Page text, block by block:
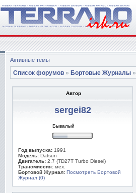
Активные темы
Список форумов » Бортовые Журналы »
Автор
sergei82
Бывалый
Год выпуска: 1991
Модель: Datsun
Двигатель: 2.7 (TD27T Turbo Diesel)
Трансмиссия: мех.
Бортовой Журнал: Посмотреть Бортовой
Журнал (0)